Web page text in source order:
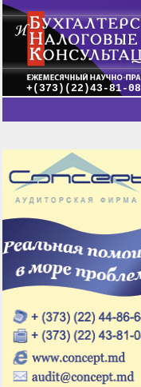
+(373)(22)43-81-08
Главное меню